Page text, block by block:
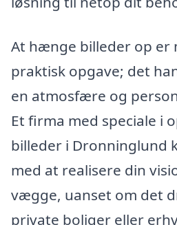
At hænge billeder op er
praktisk opgave; det
en atmosfære og
Et firma med speciale i
billeder i Dronninglund
med at realisere din
vægge, uanset om det
private boliger eller